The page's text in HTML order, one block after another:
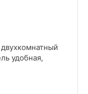
удобная,